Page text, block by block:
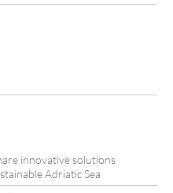
innovative solutions
Adriatic Sea